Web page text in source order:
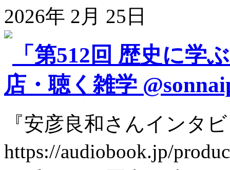
2026年 2月 25日
「第512回 歴史に学
店・聴く雑学
『安彦良和さんインタ
https://audiobook.jp/